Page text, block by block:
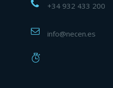
+34 932 433 200
info@necen.es